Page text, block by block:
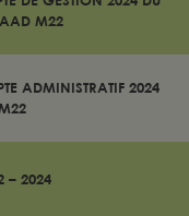
M22
ADMINISTRATIF 2024
– 2024